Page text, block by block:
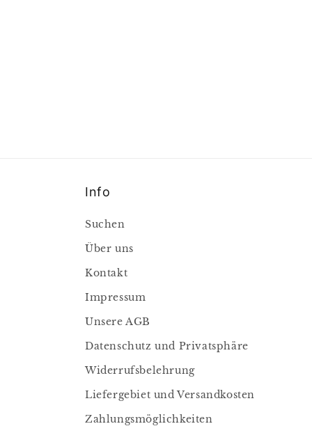
Info
Suchen
Über uns
Kontakt
Impressum
Unsere AGB
Datenschutz und Privatsphäre
Widerrufsbelehrung
Liefergebiet und Versandkosten
Zahlungsmöglichkeiten